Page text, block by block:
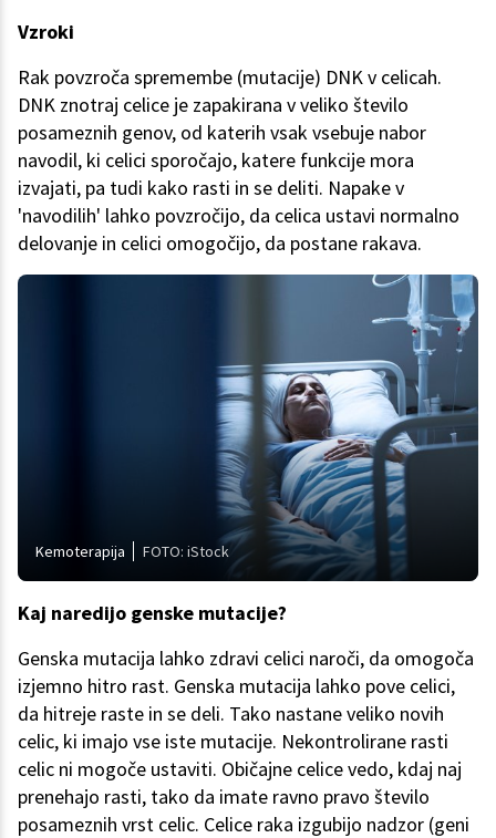
Vzroki
Rak povzroča spremembe (mutacije) DNK v celicah.
DNK znotraj celice je zapakirana v veliko število
posameznih genov, od katerih vsak vsebuje nabor
navodil, ki celici sporočajo, katere funkcije mora
izvajati, pa tudi kako rasti in se deliti. Napake v
'navodilih' lahko povzročijo, da celica ustavi normalno
delovanje in celici omogočijo, da postane rakava.
Kemoterapija FOTO: iStock
Kaj naredijo genske mutacije?
Genska mutacija lahko zdravi celici naroči, da omogoča
izjemno hitro rast. Genska mutacija lahko pove celici,
da hitreje raste in se deli. Tako nastane veliko novih
celic, ki imajo vse iste mutacije. Nekontrolirane rasti
celic ni mogoče ustaviti. Običajne celice vedo, kdaj naj
prenehajo rasti, tako da imate ravno pravo število
posameznih vrst celic. Celice raka izgubijo nadzor (geni